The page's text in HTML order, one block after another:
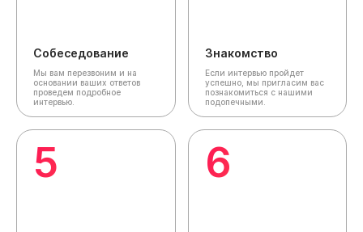
Собеседование
Мы вам перезвоним и на
основании ваших ответов
проведем подробное
интервью.
Знакомство
Если интервью пройдет
успешно, мы пригласим вас
познакомиться с нашими
подопечными.
5 6